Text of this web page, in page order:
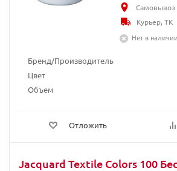
Бренд/Производитель
Цвет
Объем
Отложить
Самовывоз
Курьер, ТК
Нет в наличии
Jacquard Textile Colors 100